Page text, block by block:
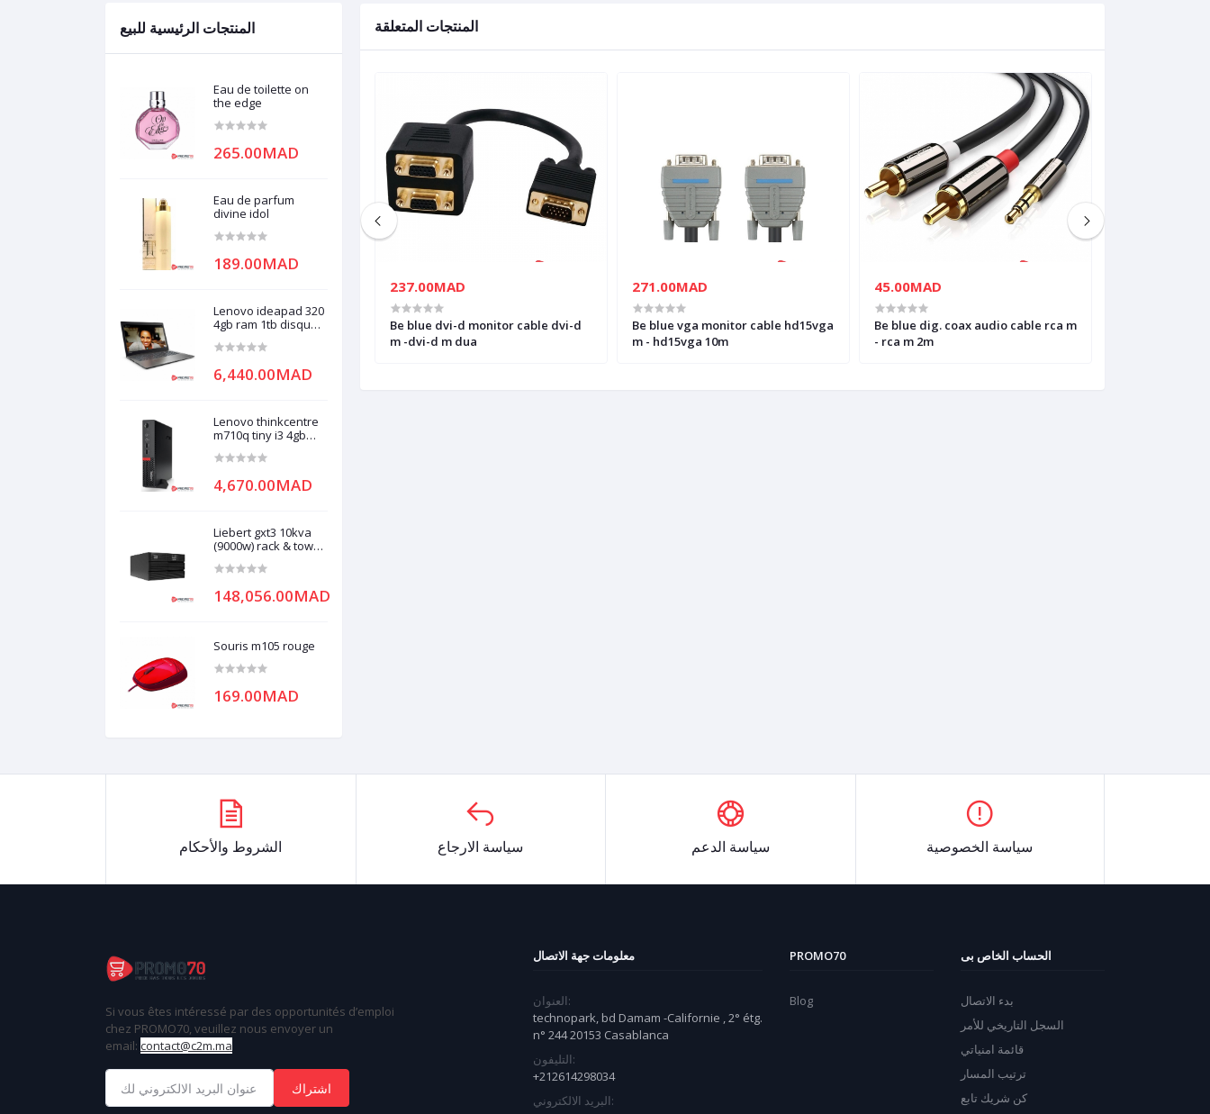
المنتجات الرئيسية للبيع
Eau de toilette on
the edge
265.00MAD
Eau de parfum
divine idol
189.00MAD
Lenovo ideapad 320
4gb ram 1tb disque
6,440.00MAD
Lenovo thinkcentre
m710q tiny i3 4gb
disque dur
4,670.00MAD
Liebert gxt3 10kva
(9000w) rack & tower
of (2) battery
288rtbkit) must be
148,056.00MAD
Souris m105 rouge
169.00MAD
المنتجات المتعلقة
Firewire cable ieee1394a 6pin m -
4pin m 2,0m
237.00MAD
Be blue dvi-d monitor cable dvi-d
m -dvi-d m dua
271.00MAD
Be blue vga monitor cable hd15vga
m - hd15vga 10m
45.00MAD
Be blue dig. coax audio cable rca m
- rca m 2m
الشروط والأحكام سياسة الارجاع سياسة الدعم سياسة الخصوصية
Si vous êtes intéressé par des opportunités d’emploi
chez PROMO70, veuillez nous envoyer un
email: contact@c2m.ma
اشتراك
معلومات جهة الاتصال
العنوان:
technopark, bd Damam -Californie , 2° étg.
n° 244 20153 Casablanca
التليفون:
+212614298034
البريد الالكتروني:
PROMO70
Blog
الحساب الخاص بى
بدء الاتصال
السجل التاريخي للأمر
قائمة امنياتي
ترتيب المسار
كن شريك تابع